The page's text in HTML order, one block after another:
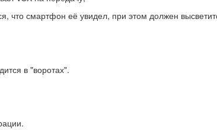
что смартфон её увидел, при этом должен
в "воротах".